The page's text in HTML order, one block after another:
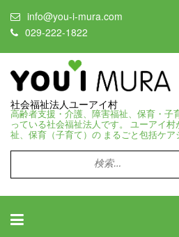
info@you-i-mura.com
029-222-1822
社会福祉法人ユーアイ村
高齢者支援・介護、障害福祉、保育・子
っている社会福祉法人です。 ユーアイ
祉、保育（子育て）の まるごと包括ケア
検
索: